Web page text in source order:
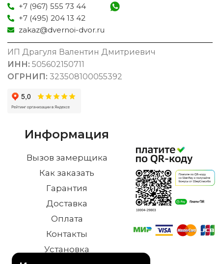
+7 (967) 555 73 44
+7 (495) 204 13 42
zakaz@dvernoi-dvor.ru
ИП Драгуля Валентин Дмитриевич
ИНН: 505602150711
ОГРНИП: 323508100055392
Информация
Вызов замерщика
Как заказать
Гарантия
Доставка
Оплата
Контакты
Установка